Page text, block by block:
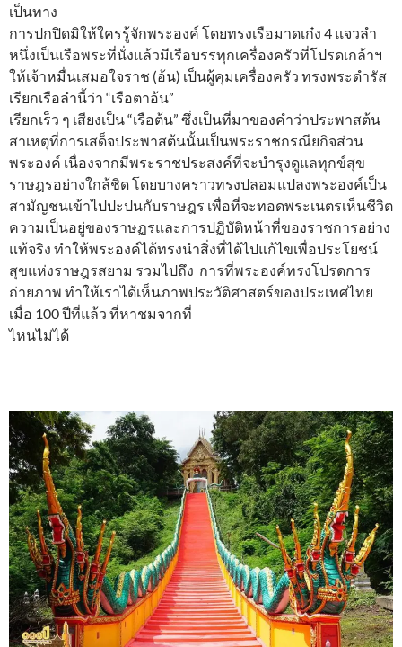
เป็นทาง
การปกปิดมิให้ใครรู้จักพระองค์ โดยทรงเรือมาดเก๋ง 4 แจวลำ
หนึ่งเป็นเรือพระที่นั่งแล้วมีเรือบรรทุกเครื่องครัวที่โปรดเกล้าฯ
ให้เจ้าหมื่นเสมอใจราช (อ้น) เป็นผู้คุมเครื่องครัว ทรงพระดำรัส
เรียกเรือลำนี้ว่า “เรือตาอ้น”
เรียกเร็ว ๆ เสียงเป็น “เรือต้น” ซึ่งเป็นที่มาของคำว่าประพาสต้น
สาเหตุที่การเสด็จประพาสต้นนั้นเป็นพระราชกรณียกิจส่วน
พระองค์ เนื่องจากมีพระราชประสงค์ที่จะบำรุงดูแลทุกข์สุข
ราษฎรอย่างใกล้ชิด โดยบางคราวทรงปลอมแปลงพระองค์เป็น
สามัญชนเข้าไปปะปนกับราษฎร เพื่อที่จะทอดพระเนตรเห็นชีวิต
ความเป็นอยู่ของราษฏรและการปฏิบัติหน้าที่ของราชการอย่าง
แท้จริง ทำให้พระองค์ได้ทรงนำสิ่งที่ได้ไปแก้ไขเพื่อประโยชน์
สุขแห่งราษฎรสยาม รวมไปถึง การที่พระองค์ทรงโปรดการ
ถ่ายภาพ ทำให้เราได้เห็นภาพประวัติศาสตร์ของประเทศไทย
เมื่อ 100 ปีที่แล้ว ที่หาชมจากที่
ไหนไม่ได้